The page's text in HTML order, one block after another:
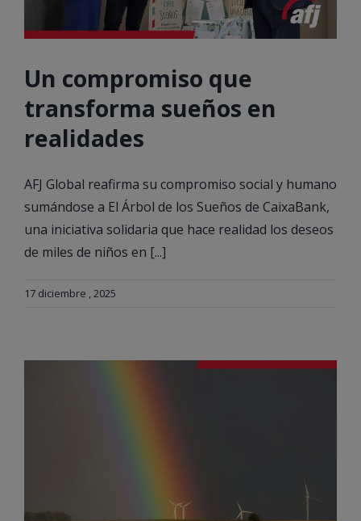
Un compromiso que
transforma sueños en
realidades
AFJ Global reafirma su compromiso social y humano
sumándose a El Árbol de los Sueños de CaixaBank,
una iniciativa solidaria que hace realidad los deseos
de miles de niños en [...]
17 diciembre , 2025